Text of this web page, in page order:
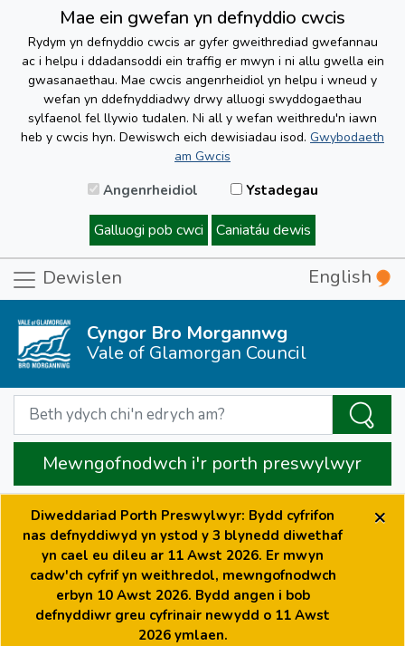
Mae ein gwefan yn defnyddio cwcis
Rydym yn defnyddio cwcis ar gyfer gweithrediad gwefannau
ac i helpu i ddadansoddi ein traffig er mwyn i ni allu gwella ein
gwasanaethau. Mae cwcis angenrheidiol yn helpu i wneud y
wefan yn ddefnyddiadwy drwy alluogi swyddogaethau
sylfaenol fel llywio tudalen. Ni all y wefan weithredu'n iawn
heb y cwcis hyn. Dewiswch eich dewisiadau isod. Gwybodaeth
am Gwcis
Angenrheidiol Ystadegau
Galluogi pob cwci Caniatáu dewis
Dewislen English
Cyngor Bro Morgannwg
Vale of Glamorgan Council
Mewngofnodwch i'r porth preswylwyr
Diweddariad Porth Preswylwyr: Bydd cyfrifon
nas defnyddiwyd yn ystod y 3 blynedd diwethaf
yn cael eu dileu ar 11 Awst 2026. Er mwyn
cadw'ch cyfrif yn weithredol, mewngofnodwch
erbyn 10 Awst 2026. Bydd angen i bob
defnyddiwr greu cyfrinair newydd o 11 Awst
2026 ymlaen.
×